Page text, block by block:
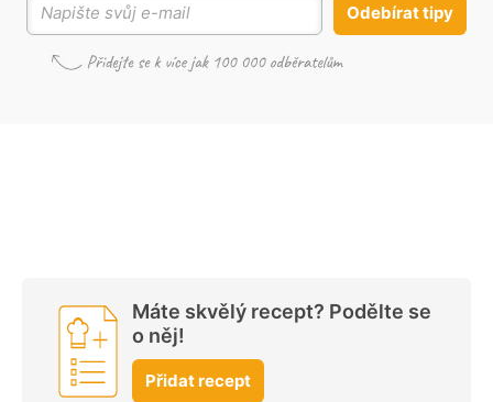
Odebírat tipy
Máte skvělý recept? Podělte se
o něj!
Přidat recept